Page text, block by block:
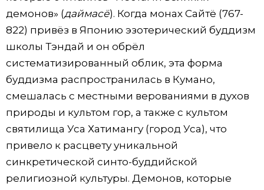
демонов» (даймасё). Когда монах Сайтё (767-
822) привёз в Японию эзотерический буддизм
школы Тэндай и он обрёл
систематизированный облик, эта форма
буддизма распространилась в Кумано,
смешалась с местными верованиями в духов
природы и культом гор, а также с культом
святилища Уса Хатимангу (город Уса), что
привело к расцвету уникальной
синкретической синто-буддийской
религиозной культуры. Демонов, которые